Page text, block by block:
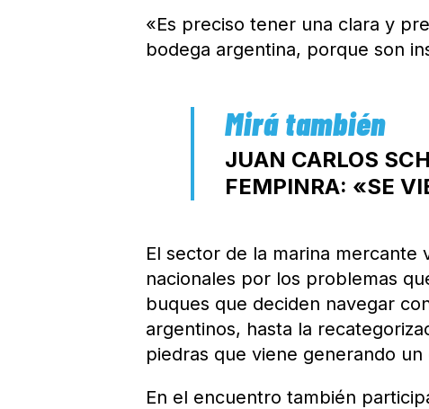
«Es preciso tener una clara y
bodega argentina, porque son
JUAN CARLOS
FEMPINRA: «SE
El sector de la marina mercante
nacionales por los problemas
buques que deciden navegar
argentinos, hasta la
piedras que viene generando
En el encuentro también